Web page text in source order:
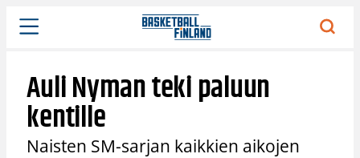
Siirry
sisältöön
Auli Nyman teki paluun
kentille
Naisten SM-sarjan kaikkien aikojen